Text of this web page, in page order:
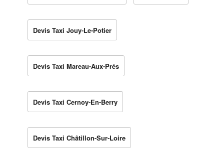
Devis Taxi Jouy-Le-Potier
Devis Taxi Mareau-Aux-Prés
Devis Taxi Cernoy-En-Berry
Devis Taxi Châtillon-Sur-Loire